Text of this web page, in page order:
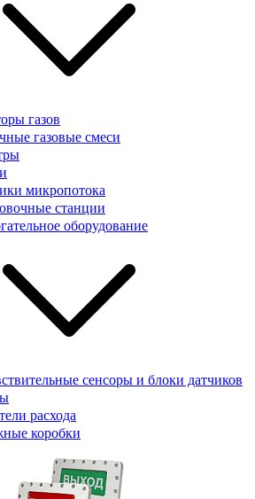
газов
газовые смеси
микропотока
станции
оборудование
сенсоры и блоки датчиков
расхода
коробки